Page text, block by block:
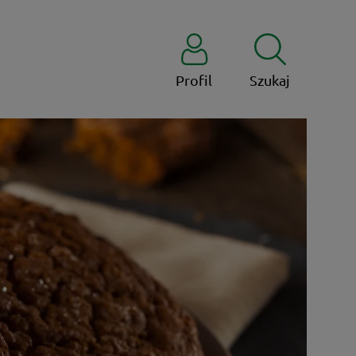
Profil Szukaj